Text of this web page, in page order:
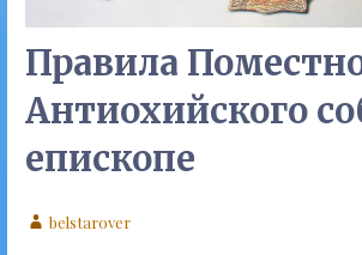
Правила
Антиохийского
епископе
belstarover